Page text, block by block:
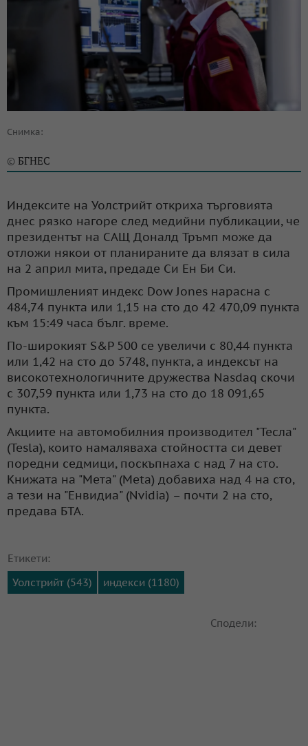
Снимка:
© БГНЕС
Индексите на Уолстрийт откриха търговията
днес рязко нагоре след медийни публикации, че
президентът на САЩ Доналд Тръмп може да
отложи някои от планираните да влязат в сила
на 2 април мита, предаде Си Ен Би Си.
Промишленият индекс Dow Jones нарасна с
484,74 пункта или 1,15 на сто до 42 470,09 пункта
към 15:49 часа бълг. време.
По-широкият S&P 500 се увеличи с 80,44 пункта
или 1,42 на сто до 5748, пункта, а индексът на
високотехнологичните дружества Nasdaq скочи
с 307,59 пункта или 1,73 на сто до 18 091,65
пункта.
Акциите на автомобилния производител "Тесла"
(Tesla), които намаляваха стойността си девет
поредни седмици, поскъпнаха с над 7 на сто.
Книжата на "Мета" (Meta) добавиха над 4 на сто,
а тези на "Енвидиа" (Nvidia) – почти 2 на сто,
предава БТА.
Етикети:
Уолстрийт (543)
индекси (1180)
Сподели: